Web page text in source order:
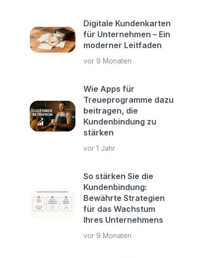
Digitale Kundenkarten
für Unternehmen – Ein
moderner Leitfaden
vor 9 Monaten
Wie Apps für
Treueprogramme dazu
beitragen, die
Kundenbindung zu
stärken
vor 1 Jahr
So stärken Sie die
Kundenbindung:
Bewährte Strategien
für das Wachstum
Ihres Unternehmens
vor 9 Monaten